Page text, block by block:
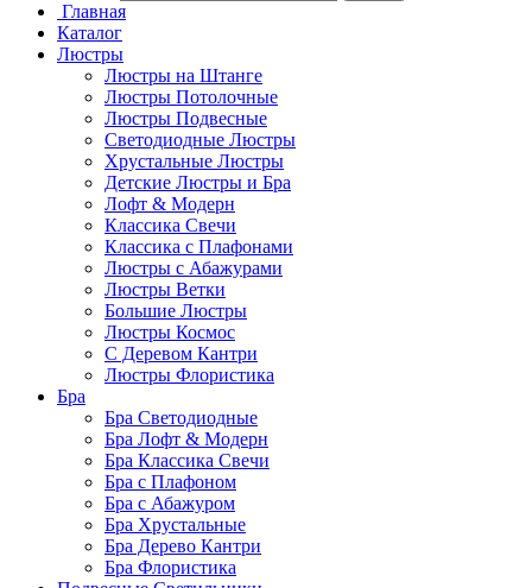
Главная
Каталог
Люстры
Люстры на Штанге
Люстры Потолочные
Люстры Подвесные
Светодиодные Люстры
Хрустальные Люстры
Детские Люстры и Бра
Лофт & Модерн
Классика Свечи
Классика с Плафонами
Люстры с Абажурами
Люстры Ветки
Большие Люстры
Люстры Космос
С Деревом Кантри
Люстры Флористика
Бра
Бра Светодиодные
Бра Лофт & Модерн
Бра Классика Свечи
Бра с Плафоном
Бра с Абажуром
Бра Хрустальные
Бра Дерево Кантри
Бра Флористика